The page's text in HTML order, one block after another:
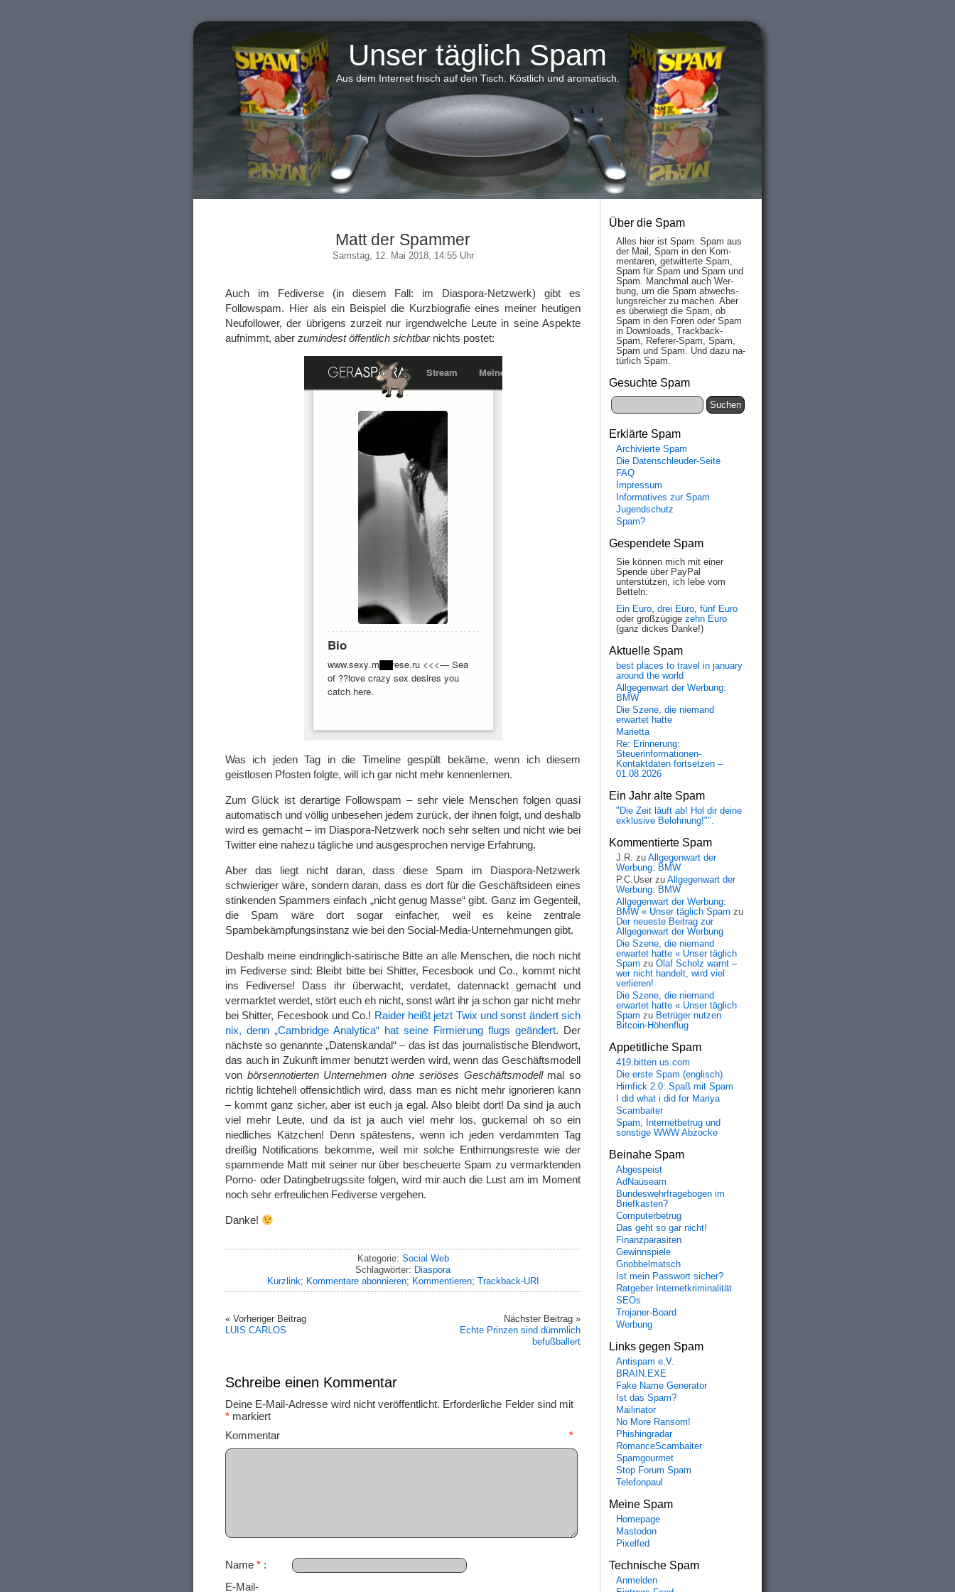
Unser täglich Spam
Aus dem Internet frisch auf den Tisch. Köstlich und aromatisch.
Matt der Spammer
Samstag, 12. Mai 2018, 14:55 Uhr
Auch im Fediverse (in diesem Fall: im Diaspora-Netzwerk) gibt es
Followspam. Hier als ein Beispiel die Kurzbiografie eines meiner heutigen
Neufollower, der übrigens zurzeit nur irgendwelche Leute in seine Aspekte
aufnimmt, aber zumindest öffentlich sichtbarnichts postet:
Was ich jeden Tag in die Timeline gespült bekäme, wenn ich diesem
geistlosen Pfosten folgte, will ich gar nicht mehr kennenlernen.
Zum Glück ist derartige Followspam – sehr viele Menschen folgen quasi
automatisch und völlig unbesehen jedem zurück, der ihnen folgt, und deshalb
wird es gemacht – im Diaspora-Netzwerk noch sehr selten und nicht wie bei
Twitter eine nahezu tägliche und ausgesprochen nervige Erfahrung.
Aber das liegt nicht daran, dass diese Spam im Diaspora-Netzwerk
schwieriger wäre, sondern daran, dass es dort für die Geschäftsideen eines
stinkenden Spammers einfach „nicht genug Masse“ gibt. Ganz im Gegenteil,
die Spam wäre dort sogar einfacher, weil es keine zentrale
Spambekämpfungsinstanz wie bei den Social-Media-Unternehmungen gibt.
Deshalb meine eindringlich-satirische Bitte an alle Menschen, die noch nicht
im Fediverse sind: Bleibt bitte bei Shitter, Fecesbook und Co., kommt nicht
ins Fediverse! Dass ihr überwacht, verdatet, datennackt gemacht und
vermarktet werdet, stört euch eh nicht, sonst wärt ihr ja schon gar nicht mehr
bei Shitter, Fecesbook und Co.! Raider heißt jetzt Twix und sonst ändert sich
nix, denn „Cambridge Analytica“ hat seine Firmierung flugs geändert. Der
nächste so genannte „Datenskandal“ – das ist das journalistische Blendwort,
das auch in Zukunft immer benutzt werden wird, wenn das Geschäftsmodell
von börsennotierten Unternehmen ohne seriöses Geschäftsmodellmal so
richtig lichtehell offensichtlich wird, dass man es nicht mehr ignorieren kann
– kommt ganz sicher, aber ist euch ja egal. Also bleibt dort! Da sind ja auch
viel mehr Leute, und da ist ja auch viel mehr los, guckemal oh so ein
niedliches Kätzchen! Denn spätestens, wenn ich jeden verdammten Tag
dreißig Notifications bekomme, weil mir solche Enthirnungsreste wie der
spammende Matt mit seiner nur über bescheuerte Spam zu vermarktenden
Porno- oder Datingbetrugssite folgen, wird mir auch die Lust am im Moment
noch sehr erfreulichen Fediverse vergehen.
Danke!
Kategorie: Social Web
Schlagwörter: Diaspora
Kurzlink; Kommentare abonnieren; Kommentieren; Trackback-URI
« Vorheriger Beitrag
LUIS CARLOS
Nächster Beitrag »
Echte Prinzen sind dümmlich
befußballert
Schreibe einen Kommentar
Deine E-Mail-Adresse wird nicht veröffentlicht. Erforderliche Felder sind mit
* markiert
Kommentar *
Name *
E-Mail-
Über die Spam
Alles hier ist Spam. Spam aus
der Mail, Spam in den Kom­
men­taren, ge­twit­ter­te Spam,
Spam für Spam und Spam und
Spam. Manch­mal auch Wer­
bung, um die Spam ab­wechs­
lungs­reich­er zu mach­en. Aber
es über­wiegt die Spam, ob
Spam in den Fo­ren oder Spam
in Down­loads, Track­back-
Spam, Re­fe­rer-Spam, Spam,
Spam und Spam. Und da­zu na­
tür­lich Spam.
Gesuchte Spam
Erklärte Spam
Archivierte Spam
Die Datenschleuder-Seite
FAQ
Impressum
Informatives zur Spam
Jugendschutz
Spam?
Gespendete Spam
Sie können mich mit einer
Spende über PayPal
unterstützen, ich lebe vom
Betteln:
Ein Euro, drei Euro, fünf Euro
oder großzügige zehn Euro
(ganz dickes Danke!)
Aktuelle Spam
best places to travel in january
around the world
Allgegenwart der Werbung:
BMW
Die Szene, die niemand
erwartet hatte
Marietta
Re: Erinnerung:
Steuerinformationen-
Kontaktdaten fortsetzen –
01.08.2026
Ein Jahr alte Spam
"Die Zeit läuft ab! Hol dir deine
exklusive Belohnung!"".
Kommentierte Spam
J.R. zu Allgegenwart der
Werbung: BMW
P.C.User zu Allgegenwart der
Werbung: BMW
Allgegenwart der Werbung:
BMW « Unser täglich Spam zu
Der neueste Beitrag zur
Allgegenwart der Werbung
Die Szene, die niemand
erwartet hatte « Unser täglich
Spam zu Olaf Scholz warnt –
wer nicht handelt, wird viel
verlieren!
Die Szene, die niemand
erwartet hatte « Unser täglich
Spam zu Betrüger nutzen
Bitcoin-Höhenflug
Appetitliche Spam
419.bitten us.com
Die erste Spam (englisch)
Hirnfick 2.0: Spaß mit Spam
I did what i did for Mariya
Scambaiter
Spam, Internetbetrug und
sonstige WWW Abzocke
Beinahe Spam
Abgespeist
AdNauseam
Bundeswehrfragebogen im
Briefkasten?
Computerbetrug
Das geht so gar nicht!
Finanzparasiten
Gewinnspiele
Gnobbelmatsch
Ist mein Passwort sicher?
Ratgeber Internetkriminalität
SEOs
Trojaner-Board
Werbung
Links gegen Spam
Antispam e.V.
BRAIN.EXE
Fake Name Generator
Ist das Spam?
Mailinator
No More Ransom!
Phishingradar
RomanceScambaiter
Spamgourmet
Stop Forum Spam
Telefonpaul
Meine Spam
Homepage
Mastodon
Pixelfed
Technische Spam
Anmelden